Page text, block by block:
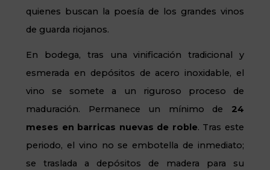
quienes buscan la poesía de los grandes vinos
de guarda riojanos.
En bodega, tras una vinificación tradicional y
esmerada en depósitos de acero inoxidable, el
vino se somete a un riguroso proceso de
maduración. Permanece un mínimo de 24
meses en barricas nuevas de roble. Tras este
periodo, el vino no se embotella de inmediato;
se traslada a depósitos de madera para su